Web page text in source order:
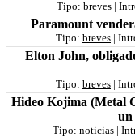
Tipo: breves|
Paramount
Tipo: breves |
Elton John,
Tipo: breves |
Hideo Kojima (Metal
un
Tipo: noticias|